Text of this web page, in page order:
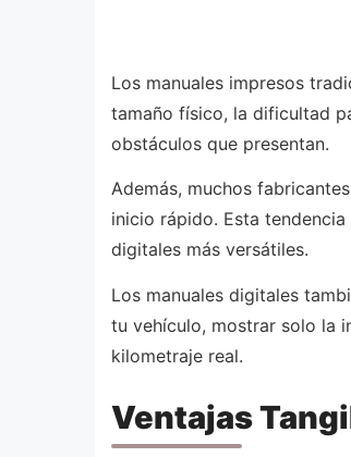
Los manuales impresos
tamaño físico, la dificultad
obstáculos que presentan.
Además, muchos
inicio rápido. Esta
digitales más versátiles.
Los manuales digitales
tu vehículo, mostrar solo la
kilometraje real.
Ventajas